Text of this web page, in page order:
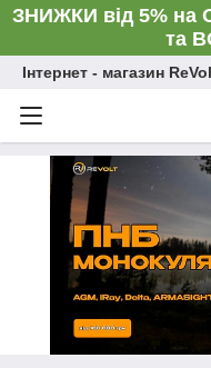
ЗНИЖКИ від 5%
та
Інтернет - магазин